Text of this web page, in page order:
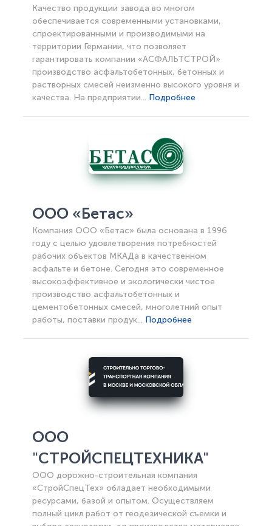
Качество продукции завода во многом
обеспечивается современными установками,
спроектированными и производимыми на
территории Германии, что позволяет
гарантировать компании «АСФАЛЬТСТРОЙ»
производство асфальтобетонных, бетонных и
растворных смесей неизменно высокого уровня и
качества. На предприятии... Подробнее
ООО «Бетас»
Компания ООО «Бетас» была основана в 1996
году с целью удовлетворения потребностей
рабочих объектов МКАДа в качественном
асфальте и бетоне. Сегодня это современное
высокоэффективное и экологически чистое
производство асфальтобетонных и
цементобетонных смесей, многолетний опыт
работы, поставки продук... Подробнее
ООО
"СТРОЙСПЕЦТЕХНИКА"
ООО дорожно-строительная компания
«СтройСпецТех» обладает необходимыми
ресурсами, базой и опытом. Осуществляем
полный цикл работ от геодезической съемки и